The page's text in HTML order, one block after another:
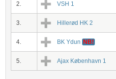
2. VSH 1
3. Hillerød HK 2
4. BK Ydun NB!
5. Ajax København 1